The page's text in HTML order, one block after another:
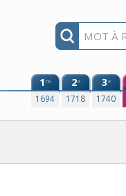
1re
1694
2e
1718
3e
1740